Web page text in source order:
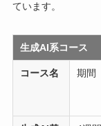
ています。
生成AI系コース
コース名 期間